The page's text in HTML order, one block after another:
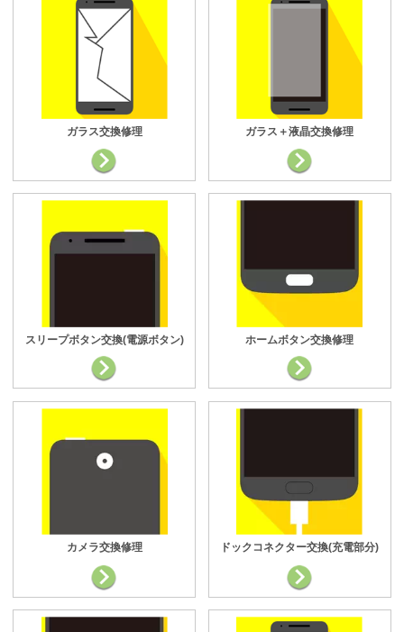
ガラス交換修理 ガラス＋液晶交換修理
スリープボタン交換(電源ボタン) ホームボタン交換修理
カメラ交換修理 ドックコネクター交換(充電部分)